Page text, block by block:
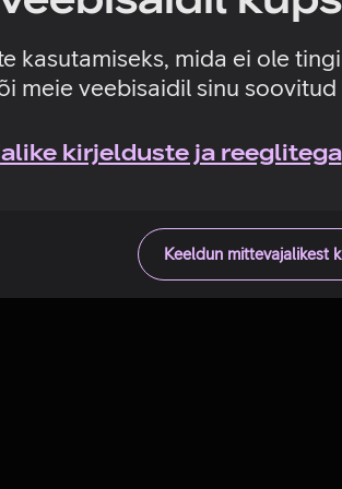
kasutamiseks, mida ei ole
meie veebisaidil sinu soovitud
kirjelduste ja reeglitega
Keeldun mittevajalikest